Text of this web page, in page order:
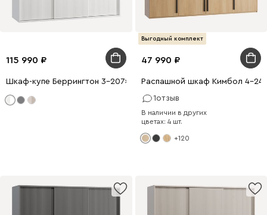
115 990
Шкаф-купе Беррингтон 3-207x210 Белый
Выгодный комплект
47 990
Распашной шкаф Кимбол 4-
1отзыв
В наличии в других
цветах: 4 шт.
+120